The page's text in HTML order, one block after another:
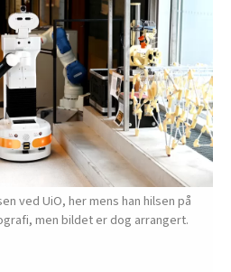
ved UiO, her mens han hilsen på
men bildet er dog arrangert.